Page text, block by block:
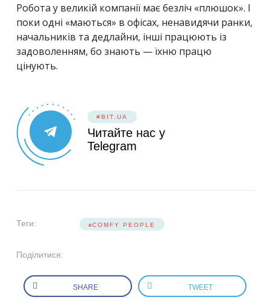
Робота у великій компанії має безліч «плюшок». І
поки одні «маються» в офісах, ненавидячи ранки,
начальників та дедлайни, інші працюють із
задоволенням, бо знають — їхню працю
цінують.
#BIT.UA
Читайте нас у
Telegram
Теги: COMFY PEOPLE
Поділитися:
SHARE TWEET